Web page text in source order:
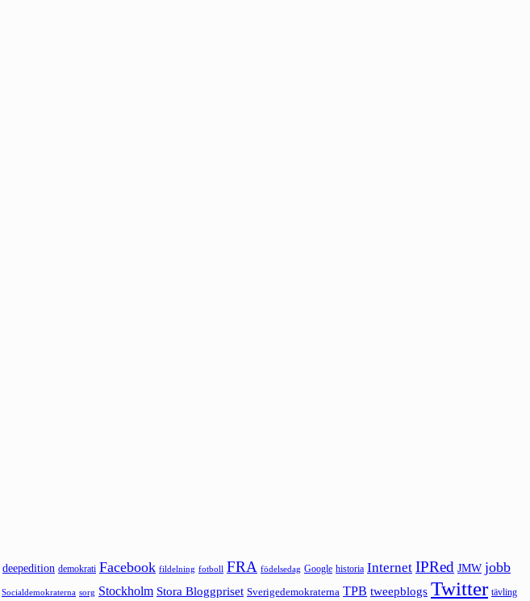
deepedition demokrati Facebook fildelning fotboll FRA födelsedag Google historia Internet IPRed JMW jobb
Socialdemokraterna sorg Stockholm Stora Bloggpriset Sverigedemokraterna TPB tweepblogs Twitter tävling